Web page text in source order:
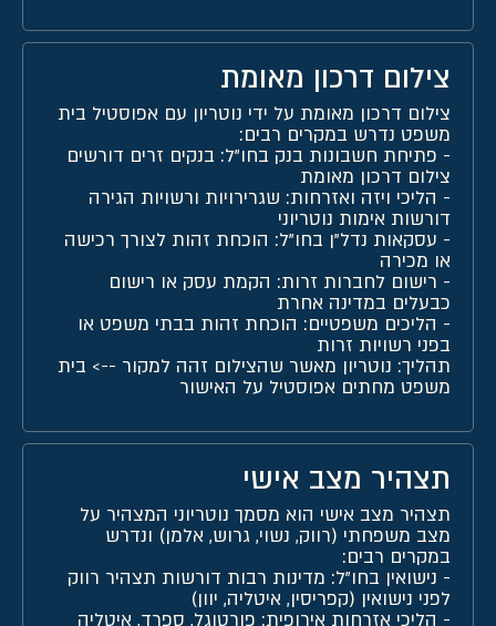
צילום דרכון מאומת
צילום דרכון מאומת על ידי נוטריון עם אפוסטיל בית
משפט נדרש במקרים רבים:
- פתיחת חשבונות בנק בחו"ל: בנקים זרים דורשים
צילום דרכון מאומת
- הליכי ויזה ואזרחות: שגרירויות ורשויות הגירה
דורשות אימות נוטריוני
- עסקאות נדל"ן בחו"ל: הוכחת זהות לצורך רכישה
או מכירה
- רישום לחברות זרות: הקמת עסק או רישום
כבעלים במדינה אחרת
- הליכים משפטיים: הוכחת זהות בבתי משפט או
בפני רשויות זרות
תהליך: נוטריון מאשר שהצילום זהה למקור --> בית
משפט מחתים אפוסטיל על האישור
תצהיר מצב אישי
תצהיר מצב אישי הוא מסמך נוטריוני המצהיר על
מצב משפחתי (רווק, נשוי, גרוש, אלמן) ונדרש
במקרים רבים:
- נישואין בחו"ל: מדינות רבות דורשות תצהיר רווק
לפני נישואין (קפריסין, איטליה, יוון)
- הליכי אזרחות אירופית: פורטוגל, ספרד, איטליה